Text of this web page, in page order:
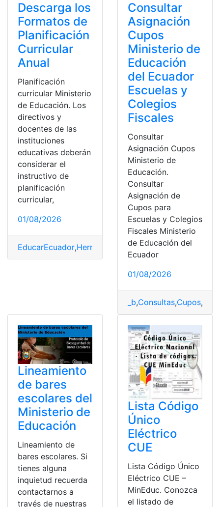
Descarga los
Formatos de
Planificación
Curricular
Anual
Planificación
curricular Ministerio
de Educación. Los
directivos y
docentes de las
instituciones
educativas deberán
considerar el
instructivo de
planificación
curricular,
01/08/2026
EducarEcuador,Herramientas Ecuador,MINEDUC
Consultar
Asignación
Cupos
Ministerio de
Educación
del Ecuador
Escuelas y
Colegios
Fiscales
Consultar
Asignación Cupos
Ministerio de
Educación.
Consultar
Asignación de
Cupos para
Escuelas y Colegios
Fiscales Ministerio
de Educación del
Ecuador
01/08/2026
_b,Consultas,Cupos,
Lineamiento
de bares
escolares del
Ministerio de
Educación
Lineamiento de
bares escolares. Si
tienes alguna
inquietud recuerda
contactarnos a
través de nuestras
Lista Código
Único
Eléctrico
CUE
Lista Código Único
Eléctrico CUE –
MinEduc. Conozca
el listado de